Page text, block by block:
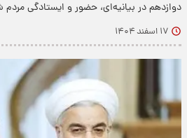
دوازدهم در بیانیه‌ای، حضور و ایستادگی
۱۷ اسفند ۱۴۰۴